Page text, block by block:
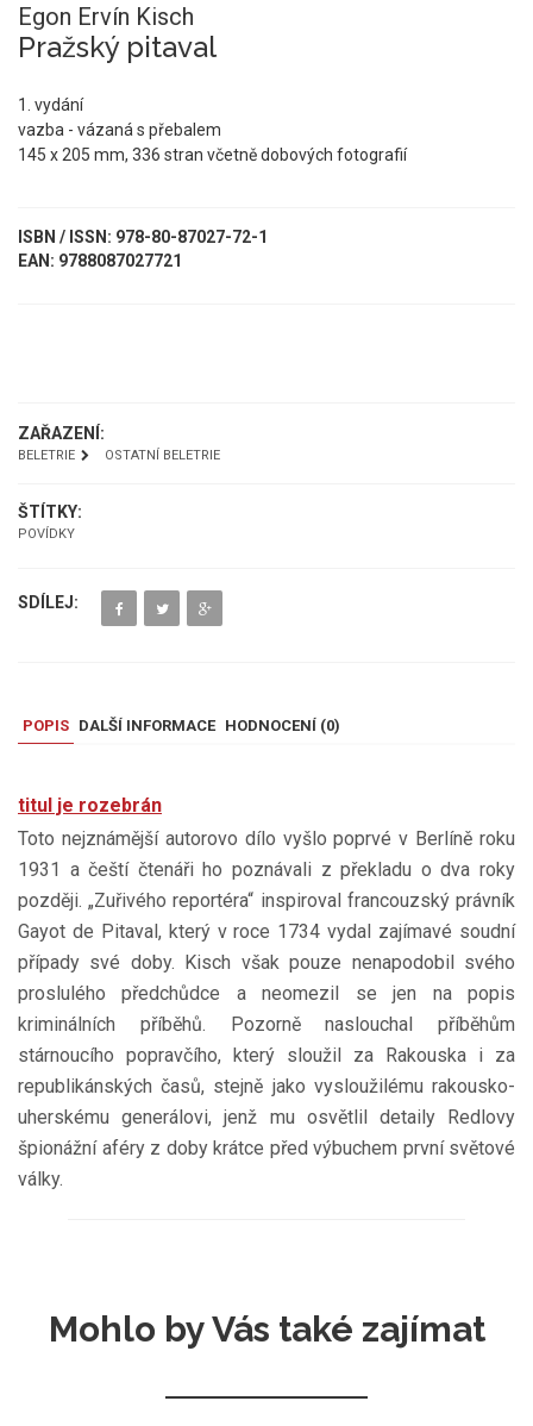
Egon Ervín Kisch
Pražský pitaval
1. vydání
vazba - vázaná s přebalem
145 x 205 mm, 336 stran včetně dobových fotografií
ISBN / ISSN: 978-80-87027-72-1
EAN: 9788087027721
ZAŘAZENÍ:
BELETRIE OSTATNÍ BELETRIE
ŠTÍTKY:
POVÍDKY
SDÍLEJ:
POPIS DALŠÍ INFORMACE HODNOCENÍ (0)
titul je rozebrán
Toto nejznámější autorovo dílo vyšlo poprvé v Berlíně roku
1931 a čeští čtenáři ho poznávali z překladu o dva roky
později. „Zuřivého reportéra“ inspiroval francouzský právník
Gayot de Pitaval, který v roce 1734 vydal zajímavé soudní
případy své doby. Kisch však pouze nenapodobil svého
proslulého předchůdce a neomezil se jen na popis
kriminálních příběhů. Pozorně naslouchal příběhům
stárnoucího popravčího, který sloužil za Rakouska i za
republikánských časů, stejně jako vysloužilému rakousko-
uherskému generálovi, jenž mu osvětlil detaily Redlovy
špionážní aféry z doby krátce před výbuchem první světové
války.
Mohlo by Vás také zajímat